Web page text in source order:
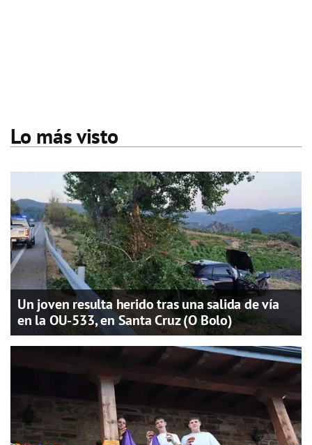
Lo más visto
Un joven resulta herido tras una salida de vía
en la OU-533, en Santa Cruz (O Bolo)